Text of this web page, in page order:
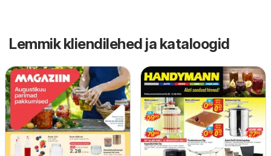
Lemmik kliendilehed ja kataloogid